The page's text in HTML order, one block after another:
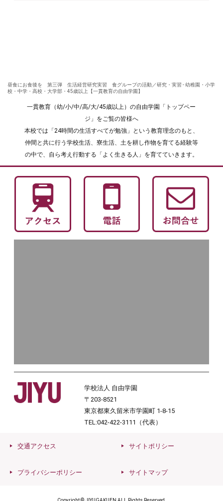
昼食にお食後を 第三弾 生活経営研究実習 食グループの活動／研究・実習 - 幼稚園・小学
校・中学・高校・大学部・45歳以上【一貫教育の自由学園】
一貫教育（幼/小/中/高/大/45歳以上）の自由学園「トップペー
ジ」をご覧の皆様へ
本校では「24時間の生活すべてが勉強」という教育理念のもと、
仲間と共に行う学校生活、寮生活、土を耕し作物を育てる経験等
の中で、自ら考え行動する「よく生きる人」を育てていきます。
学校法人 自由学園
〒203-8521
東京都東久留米市学園町 1-8-15
TEL:042-422-3111（代表）
交通アクセス サイトポリシー
プライバシーポリシー サイトマップ